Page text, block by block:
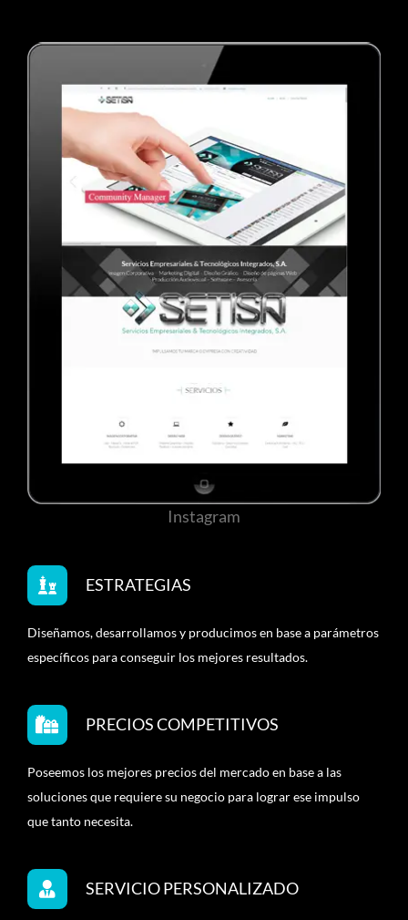
Instagram
ESTRATEGIAS
Diseñamos, desarrollamos y producimos en base a parámetros
específicos para conseguir los mejores resultados.
PRECIOS COMPETITIVOS
Poseemos los mejores precios del mercado en base a las
soluciones que requiere su negocio para lograr ese impulso
que tanto necesita.
SERVICIO PERSONALIZADO